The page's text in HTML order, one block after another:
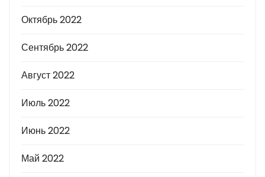
Октябрь 2022
Сентябрь 2022
Август 2022
Июль 2022
Июнь 2022
Май 2022